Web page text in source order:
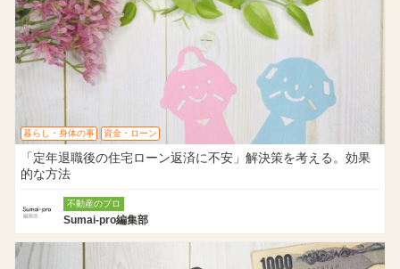
暮らし・身体の事 資金・ローン
「定年退職後の住宅ローン返済に不安」解決策を考える。効果
的な方法
不動産のプロ
Sumai-pro編集部